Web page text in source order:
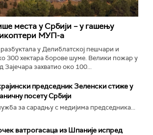
места у Србији – у гашењу
МУП-а
у Делиблатској пешчари и
300 хектара борове шуме. Велики пожар у
Зајечара захватио око 100...
председник Зеленски стиже у
посету Србији
за сарадњу с медијима председника...
ватрогасаца из Шпаније испред